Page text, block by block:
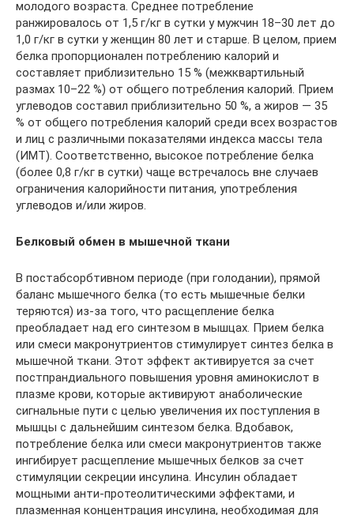
молодого возраста. Среднее потребление
ранжировалось от 1,5 г/кг в сутки у мужчин 18–30 лет до
1,0 г/кг в сутки у женщин 80 лет и старше. В целом, прием
белка пропорционален потреблению калорий и
составляет приблизительно 15 % (межквартильный
размах 10–22 %) от общего потребления калорий. Прием
углеводов составил приблизительно 50 %, а жиров — 35
% от общего потребления калорий среди всех возрастов
и лиц с различными показателями индекса массы тела
(ИМТ). Соответственно, высокое потребление белка
(более 0,8 г/кг в сутки) чаще встречалось вне случаев
ограничения калорийности питания, употребления
углеводов и/или жиров.
Белковый обмен в мышечной ткани
В постабсорбтивном периоде (при голодании), прямой
баланс мышечного белка (то есть мышечные белки
теряются) из-за того, что расщепление белка
преобладает над его синтезом в мышцах. Прием белка
или смеси макронутриентов стимулирует синтез белка в
мышечной ткани. Этот эффект активируется за счет
постпрандиального повышения уровня аминокислот в
плазме крови, которые активируют анаболические
сигнальные пути с целью увеличения их поступления в
мышцы с дальнейшим синтезом белка. Вдобавок,
потребление белка или смеси макронутриентов также
ингибирует расщепление мышечных белков за счет
стимуляции секреции инсулина. Инсулин обладает
мощными анти-протеолитическими эффектами, и
плазменная концентрация инсулина, необходимая для